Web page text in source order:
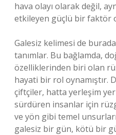
hava olayı olarak değil,
etkileyen güçlü bir faktör
Galesiz kelimesi de
tanımlar. Bu bağlamda,
özelliklerinden biri olan
hayati bir rol oynamıştır.
çiftçiler, hatta yerleşim
sürdüren insanlar için
ve yön gibi temel
galesiz bir gün, kötü bir